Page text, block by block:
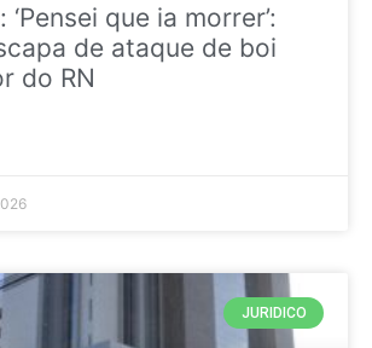
‘Pensei que ia morrer’:
de ataque de boi
do RN
JURIDICO